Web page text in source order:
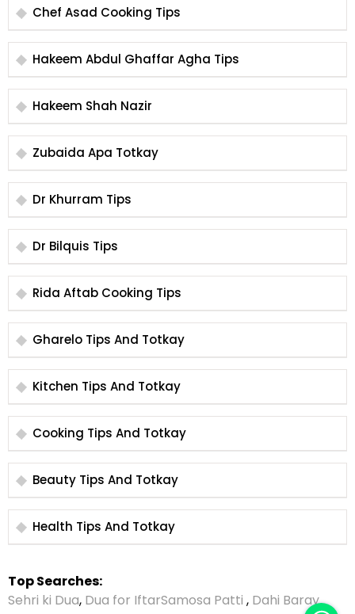
Chef Asad Cooking Tips
Hakeem Abdul Ghaffar Agha Tips
Hakeem Shah Nazir
Zubaida Apa Totkay
Dr Khurram Tips
Dr Bilquis Tips
Rida Aftab Cooking Tips
Gharelo Tips And Totkay
Kitchen Tips And Totkay
Cooking Tips And Totkay
Beauty Tips And Totkay
Health Tips And Totkay
Top Searches:
Sehri ki Dua, Dua for IftarSamosa Patti , Dahi Baray